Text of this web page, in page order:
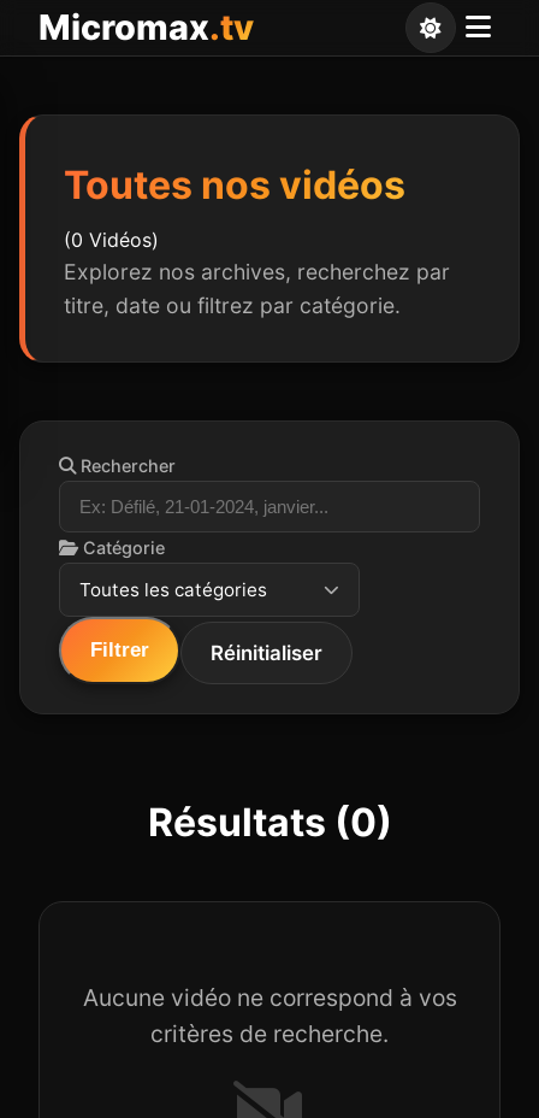
Micromax.tv
Toutes nos vidéos
(0 Vidéos)
Explorez nos archives, recherchez par
titre, date ou filtrez par catégorie.
Rechercher
Catégorie
Toutes les catégories
Filtrer Réinitialiser
Résultats (0)
Aucune vidéo ne correspond à vos
critères de recherche.
Panneau de gestion des cookies